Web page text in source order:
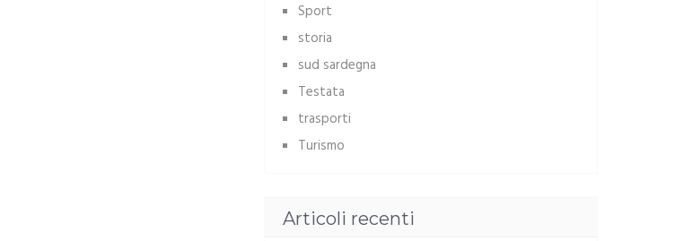
Sport
storia
sud sardegna
Testata
trasporti
Turismo
Articoli recenti